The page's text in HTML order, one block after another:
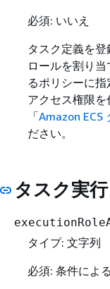
必須: いいえ
タスク定義を
ロールを割り
るポリシーに指
アクセス権限を
「Amazon ECS
ださい。
タスク実
タイプ: 文字列
必須: 条件による